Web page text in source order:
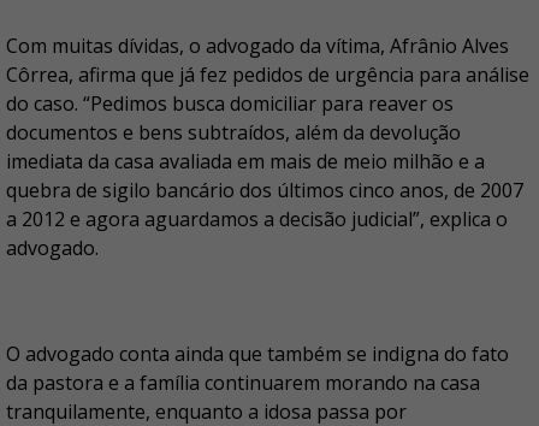
Com muitas dívidas, o advogado da vítima, Afrânio Alves
Côrrea, afirma que já fez pedidos de urgência para análise
do caso. “Pedimos busca domiciliar para reaver os
documentos e bens subtraídos, além da devolução
imediata da casa avaliada em mais de meio milhão e a
quebra de sigilo bancário dos últimos cinco anos, de 2007
a 2012 e agora aguardamos a decisão judicial”, explica o
advogado.
O advogado conta ainda que também se indigna do fato
da pastora e a família continuarem morando na casa
tranquilamente, enquanto a idosa passa por